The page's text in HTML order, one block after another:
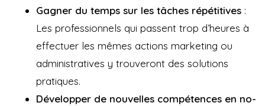
Gagner du temps sur les tâches répétitives :
Les professionnels qui passent trop d’heures à
effectuer les mêmes actions marketing ou
administratives y trouveront des solutions
pratiques.
Développer de nouvelles compétences en no-